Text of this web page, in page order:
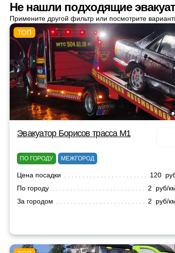
Не нашли подходящие
Примените другой фильтр или посмотрите
Эвакуатор Борисов трасса М1
ПО ГОРОДУ МЕЖГОРОД
Цена посадки
120
По городу
2 руб/
За городом
2 руб/